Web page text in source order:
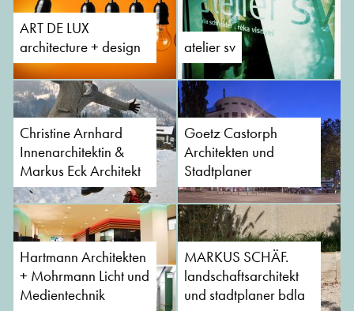
ART DE LUX
architecture + design
atelier sv
Christine Arnhard
Innenarchitektin &
Markus Eck Architekt
Goetz Castorph
Architekten und
Stadtplaner
Hartmann Architekten
+ Mohrmann Licht und
Medientechnik
MARKUS SCHÄF.
landschaftsarchitekt
und stadtplaner bdla